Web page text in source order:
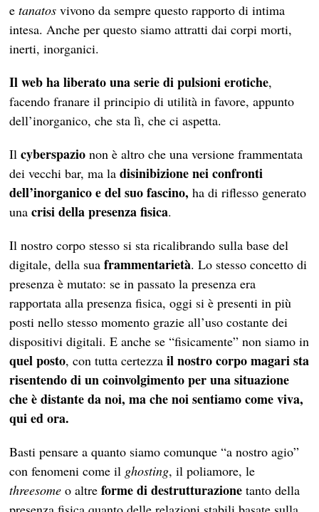
etanatos vivono da sempre questo rapporto di intima
intesa. Anche per questo siamo attratti dai corpi morti,
inerti, inorganici.
Il web ha liberato una serie di pulsioni erotiche,
facendo franare il principio di utilità in favore, appunto
dell’inorganico, che sta lì, che ci aspetta.
Ilcyberspazio non è altro che una versione frammentata
dei vecchi bar, ma ladisinibizione nei confronti
dell’inorganico e del suo fascino, ha di riflesso generato
unacrisi della presenza fisica.
Il nostro corpo stesso si sta ricalibrando sulla base del
digitale, della suaframmentarietà. Lo stesso concetto di
presenza è mutato: se in passato la presenza era
rapportata alla presenza fisica, oggi si è presenti in più
posti nello stesso momento grazie all’uso costante dei
dispositivi digitali. E anche se “fisicamente” non siamo in
quel posto, con tutta certezza il nostro corpo magari sta
risentendo di un coinvolgimento per una situazione
che è distante da noi, ma che noi sentiamo come viva,
qui ed ora.
Basti pensare a quanto siamo comunque “a nostro agio”
con fenomeni come il ghosting, il poliamore, le
threesomeo altre forme di destrutturazionetanto della